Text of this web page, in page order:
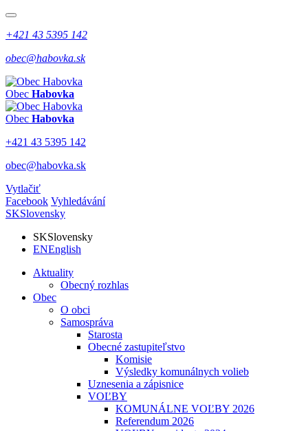
+421 43 5395 142
obec@habovka.sk
Obec Habovka
Obec Habovka
+421 43 5395 142
obec@habovka.sk
Vytlačiť
Facebook Vyhledávání
SKSlovensky
SKSlovensky
ENEnglish
Aktuality
Obecný rozhlas
Obec
O obci
Samospráva
Starosta
Obecné zastupiteľstvo
Komisie
Výsledky komunálnych volieb
Uznesenia a zápisnice
VOĽBY
KOMUNÁLNE VOĽBY 2026
Referendum 2026